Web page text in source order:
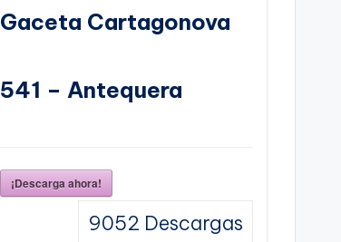
Gaceta Cartagonova
541 – Antequera
¡Descarga ahora!
9052 Descargas